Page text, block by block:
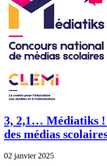
3, 2,1… Médiatiks !
des médias
02 janvier 2025